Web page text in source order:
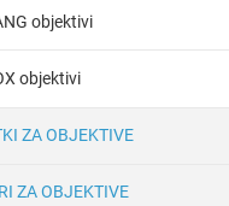
objektivi
objektivi
ZA OBJEKTIVE
ZA OBJEKTIVE